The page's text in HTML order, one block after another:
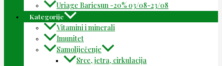
Uriage Bariesun -20% 03/08-23/08
Kategorije
Vitamini i minerali
Imunitet
Samoliječenje
Srce, jetra, cirkulacija